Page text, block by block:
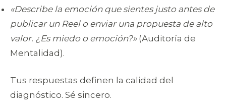
«Describe la emoción que sientes justo antes de
publicar un Reel o enviar una propuesta de alto
valor. ¿Es miedo o emoción?»(Auditoría de
Mentalidad).
Tus respuestas definen la calidad del
diagnóstico. Sé sincero.